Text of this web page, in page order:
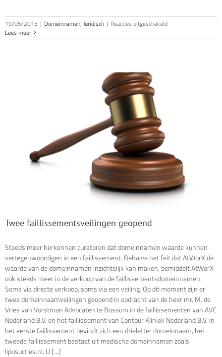
19/05/2015 | Domeinnamen, Juridisch | Reacties uitgeschakeldvoor
domeinnamen
Lees meer
Twee faillissementsveilingen geopend
Steeds meer herkennen curatoren dat domeinnamen waarde kunnen
vertegenwoordigen in een faillissement. Behalve het feit dat AtWorX de
waarde van de domeinnamen inzichtelijk kan maken, bemiddelt AtWorX
ook steeds meer in de verkoop van de faillissementsdomeinnamen.
Soms via directe verkoop, soms via een veiling. Op dit moment zijn er
twee domeinnaamveilingen geopend in opdracht van de heer mr. M. de
Vries van Vorstman Advocaten te Bussum in de faillissementen van AVC
Nederland B.V. en het faillissement van Contour Kliniek Nederland B.V. In
het eerste faillissement bevindt zich een drieletter domeinnaam, het
tweede faillissement bestaat uit medische domeinnamen zoals
liposucties.nl. U [...]